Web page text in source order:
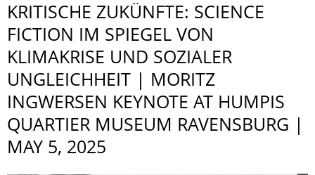
KRITISCHE ZUKÜNFTE: SCIENCE
FICTION IM SPIEGEL VON
KLIMAKRISE UND SOZIALER
UNGLEICHHEIT | MORITZ
INGWERSEN KEYNOTE AT HUMPIS
QUARTIER MUSEUM RAVENSBURG |
MAY 5, 2025